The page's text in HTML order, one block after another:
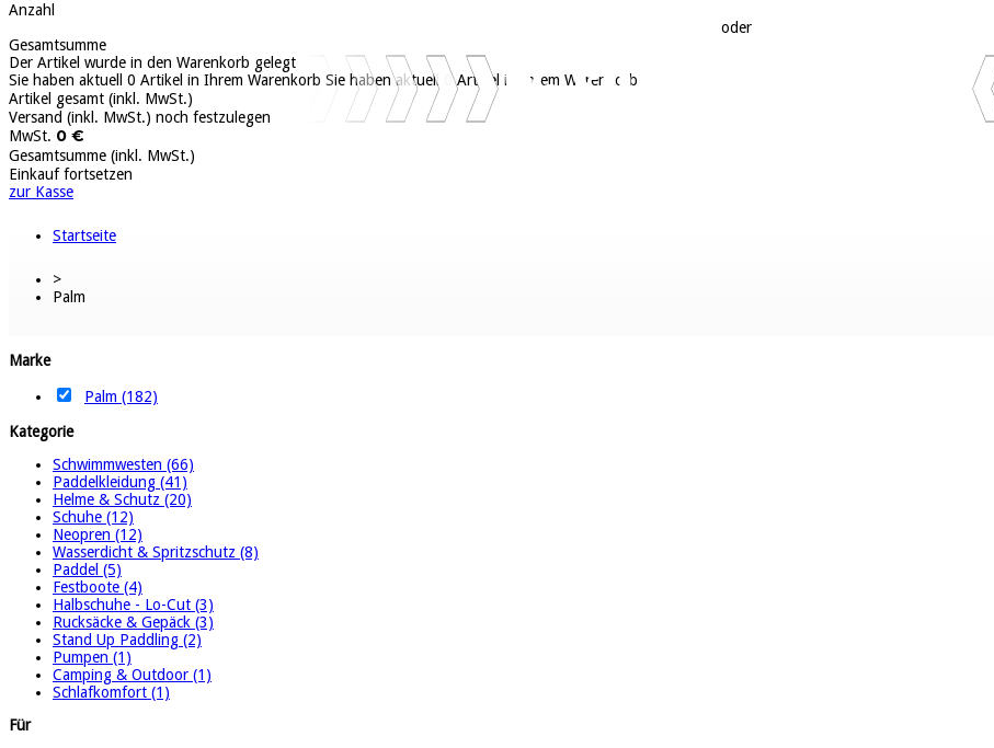
oder
Anzahl
Gesamtsumme
Der Artikel wurde in den Warenkorb gelegt
Sie haben aktuell 0 Artikel in Ihrem Warenkorb Sie haben aktuell 0Artikel in Ihrem Warenkorb
Artikel gesamt (inkl. MwSt.)
Versand (inkl. MwSt.) noch festzulegen
MwSt. 0 €
Gesamtsumme (inkl. MwSt.)
Einkauf fortsetzen
zur Kasse
Startseite
>
Palm
Marke
Palm (182)
Kategorie
Schwimmwesten (66)
Paddelkleidung (41)
Helme & Schutz (20)
Schuhe (12)
Neopren (12)
Wasserdicht & Spritzschutz (8)
Paddel (5)
Festboote (4)
Halbschuhe - Lo-Cut (3)
Rucksäcke & Gepäck (3)
Stand Up Paddling (2)
Pumpen (1)
Camping & Outdoor (1)
Schlafkomfort (1)
Für